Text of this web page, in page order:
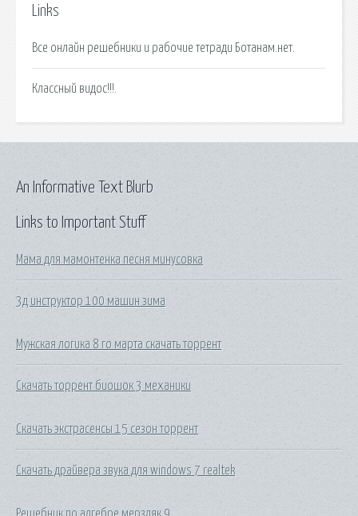
Links
Все онлайн решебники и рабочие тетради Ботанам.нет.
Классный видос!!!.
Links to Important Stuff
Мама для мамонтенка песня минусовка
3д инструктор 100 машин зима
Мужская логика 8 го марта скачать торрент
Скачать торрент биошок 3 механики
Скачать экстрасенсы 15 сезон торрент
Скачать драйвера звука для windows 7 realtek
Решебник по алгебре мерзляк 9
An Informative Text Blurb